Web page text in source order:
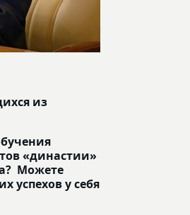
из
«династии»
Можете
успехов у себя